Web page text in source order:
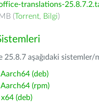
translations-
(Torrent, Bilgi)
25.8.7 aşağıdaki
Aarch64 (deb)
Aarch64 (rpm)
(deb)